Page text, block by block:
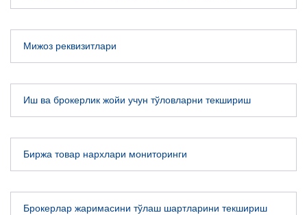
Мижоз реквизитлари
Иш ва брокерлик жойи учун тўловларни текшириш
Биржа товар нархлари мониторинги
Брокерлар жаримасини тўлаш шартларини текшириш